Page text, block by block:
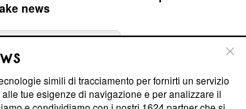
news
informazioni trasparenti su Blasting
simili di tracciamento per fornirti un servizio
tue esigenze di navigazione e per analizzare il